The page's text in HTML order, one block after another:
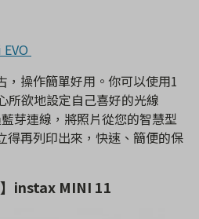
，操作簡單好用。你可以使用1
所欲地設定自己喜好的光線
芽連線，將照片從您的智慧型
得再列印出來，快速、簡便的保
】instax MINI 11